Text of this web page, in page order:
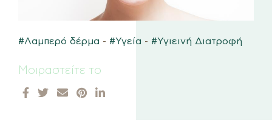
#Λαμπερό δέρμα - #Υγεία - #Υγιεινή Διατροφή
Μοιραστείτε το